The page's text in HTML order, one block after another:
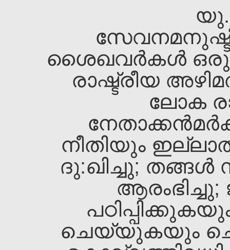
ശൈഖവര്‍കള്‍
രാഷ്ട്രീയ
ലോക
നീതിയും
ദു:ഖിച്ചു;
ആരംഭിച്ചു;
ചെയ്യുകയും